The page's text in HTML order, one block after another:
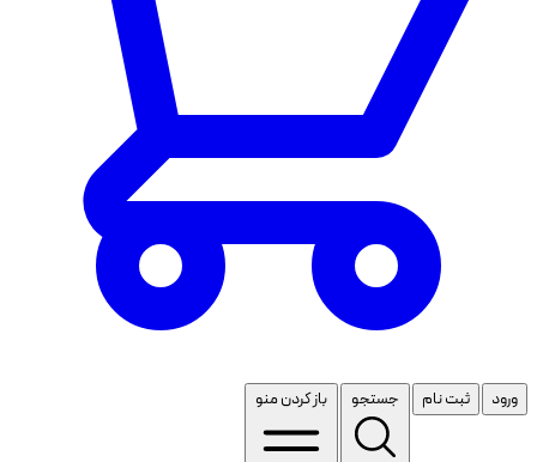
ورود ثبت نام جستجو باز کردن منو